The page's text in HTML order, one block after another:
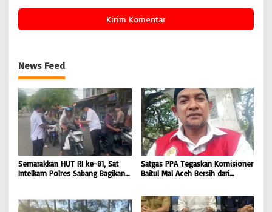
News Feed
Semarakkan HUT RI ke-81, Sat
Intelkam Polres Sabang Bagikan
BONGKAR’Perkara.com
Satgas PPA Tegaskan Komisioner
Baitul Mal Aceh Bersih dari
Penyebaran Hoaks | BONGKAR